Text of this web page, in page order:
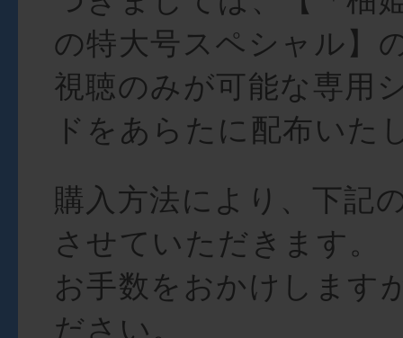
の特大号スペシャル】
視聴のみが可能な専用
ドをあらたに配布いた
購入方法により、下記
させていただきます。
お手数をおかけします
ださい。